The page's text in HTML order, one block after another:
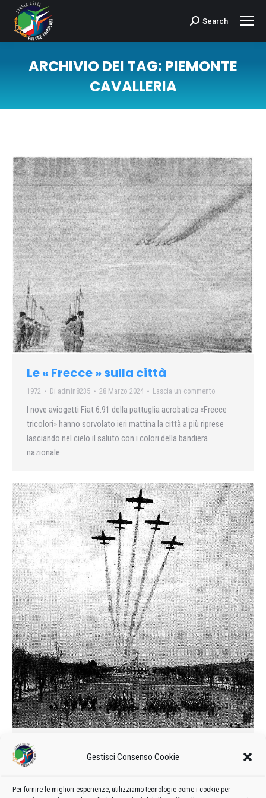
Gestisci Consenso Cookie
Per fornire le migliori esperienze, utilizziamo tecnologie come i cookie per
Cerca:Search
ARCHIVIO DEI TAG: PIEMONTE
CAVALLERIA
Le « Frecce » sulla città
1972 Di admin8235 28 Marzo 2024 Lascia un commento
I nove aviogetti Fiat 6.91 della pattuglia acrobatica «Frecce
tricolori» hanno sorvolato ieri mattina la città a più riprese
lasciando nel cielo il saluto con i colori della bandiera
nazionale.
«Piemonte», festa con le Frecce
2005